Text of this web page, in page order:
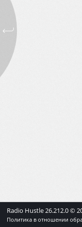
Radio Hustle26.212.0©
Политика в отношении